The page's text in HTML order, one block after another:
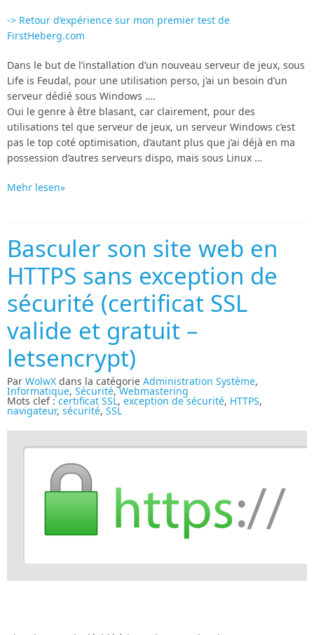
-> Retour d’expérience sur mon premier test de
FirstHeberg.com
Dans le but de l’installation d’un nouveau serveur de jeux, sous
Life is Feudal, pour une utilisation perso, j’ai un besoin d’un
serveur dédié sous Windows ….
Oui le genre à être blasant, car clairement, pour des
utilisations tel que serveur de jeux, un serveur Windows c’est
pas le top coté optimisation, d’autant plus que j’ai déjà en ma
possession d’autres serveurs dispo, mais sous Linux …
Mehr lesen»
Basculer son site web en
HTTPS sans exception de
sécurité (certificat SSL
valide et gratuit –
letsencrypt)
Par WolwX dans la catégorie Administration Système,
Informatique, Sécurité,Webmastering
Mots clef :certificat SSL, exception de sécurité, HTTPS,
navigateur, sécurité, SSL